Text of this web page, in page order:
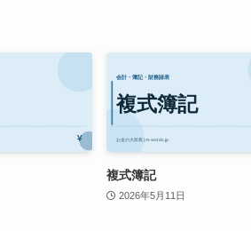
複式簿記
2026年5月11日